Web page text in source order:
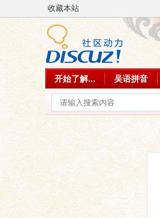
收藏本站
开始了解... 吴语拼音